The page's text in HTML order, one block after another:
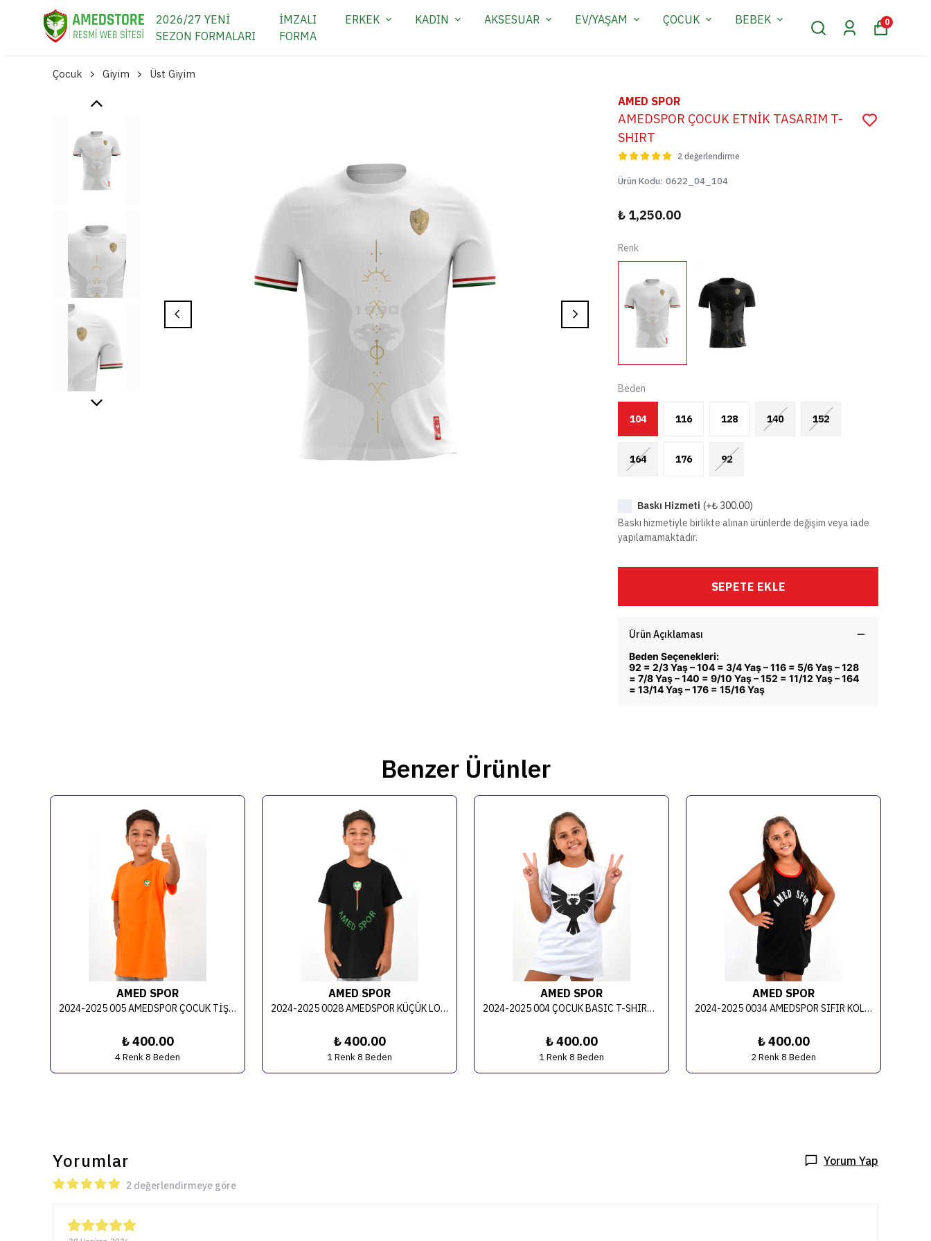
2026/27 YENİ
SEZON FORMALARI
İMZALI
FORMA
ERKEK KADIN AKSESUAR EV/YAŞAM ÇOCUK BEBEK 0
Çocuk Giyim Üst Giyim
AMED SPOR
AMEDSPOR ÇOCUK ETNİK TASARIM T-
SHIRT
2 değerlendirme
Ürün Kodu: 0622_04_104
₺ 1,250.00
Renk
Beden
104 116 128 140 152
164 176 92
Baskı Hizmeti (+₺ 300.00)
Baskı hizmetiyle birlikte alınan ürünlerde değişim veya iade
yapılamamaktadır.
SEPETE EKLE
Ürün Açıklaması
Beden Seçenekleri:
92 = 2/3 Yaş – 104 = 3/4 Yaş – 116 = 5/6 Yaş – 128
= 7/8 Yaş – 140 = 9/10 Yaş – 152 = 11/12 Yaş – 164
= 13/14 Yaş – 176 = 15/16 Yaş
Benzer Ürünler
AMED SPOR
2024-2025 005 AMEDSPOR ÇOCUK TİŞÖRT 2
₺ 400.00
4 Renk 8 Beden
AMED SPOR
2024-2025 0028 AMEDSPOR KÜÇÜK LOGOLU TİŞÖRT (ÇOCUK)
₺ 400.00
1 Renk 8 Beden
AMED SPOR
2024-2025 004 ÇOCUK BASIC T-SHIRT ÇİFT BAŞLI KARTAL BASKILI
₺ 400.00
1 Renk 8 Beden
AMED SPOR
2024-2025 0034 AMEDSPOR SIFIR KOL TİŞÖRT(ÇOCUK)
₺ 400.00
2 Renk 8 Beden
Yorumlar Yorum Yap
2 değerlendirmeye göre